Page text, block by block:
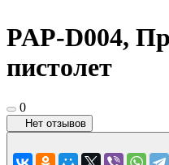
PAP-D004,
пистолет
0
Нет отзывов